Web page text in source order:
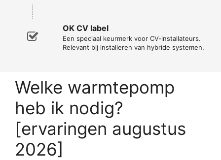
OK CV label
Een speciaal keurmerk voor CV-installateurs.
Relevant bij installeren van hybride systemen.
Welke warmtepomp
heb ik nodig?
[ervaringen augustus
2026]